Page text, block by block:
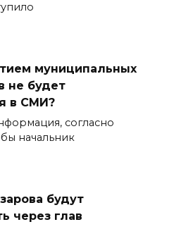
муниципальных
не будет
в СМИ?
согласно
начальник
будут
через глав